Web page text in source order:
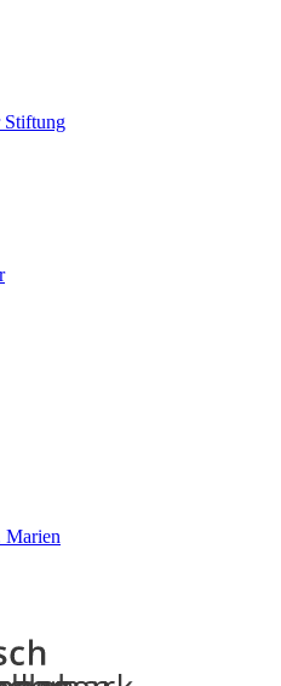
Stiftung
Marien